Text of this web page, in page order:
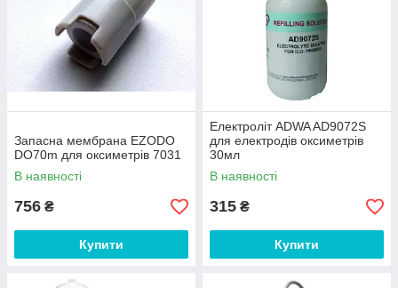
матеріалу у воді, викликаний або хімічними процесами, або
дією мікробів у неочищених стічних водах, або мертвою
рослинністю може серйозно знизити концентрацію
розчиненого кисню. «Відпрацьована» вода, що скидається у
відкриті джерела після охолодження обладнання на
виробництвах або електростанціях, підвищує температуру
води і знижує вміст кисню.
Запасна мембрана EZODO
DO70m для оксиметрів 7031
В наявності
756 ₴
Купити
Електроліт ADWA AD9072S
для електродів оксиметрів
30мл
В наявності
315 ₴
Купити